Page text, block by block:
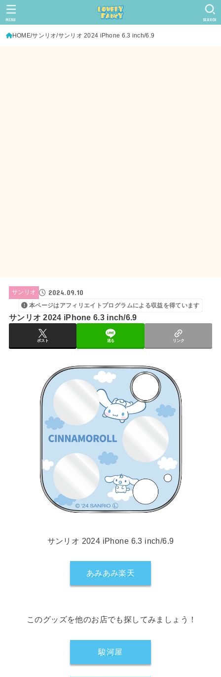
SEARCH
MENU
HOME サンリオ サンリオ 2024 iPhone 6.3 inch/6.9
サンリオ 2024.09.10
本ページはアフィリエイトプログラムによる収益を得ています
サンリオ 2024 iPhone 6.3 inch/6.9
ポスト 送る リンク
サンリオ 2024 iPhone 6.3 inch/6.9
あみあみ楽天
このグッズを他のお店でも探してみましょう！
駿河屋